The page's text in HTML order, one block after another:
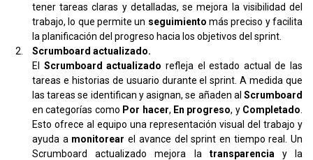
tener tareas claras y detalladas, se mejora la visibilidad del
trabajo, lo que permite un seguimiento más preciso y facilita
la planificación del progreso hacia los objetivos del sprint.
Scrumboard actualizado.
El Scrumboard actualizado refleja el estado actual de las
tareas e historias de usuario durante el sprint. A medida que
las tareas se identifican y asignan, se añaden al Scrumboard
en categorías como Por hacer, En progreso, y Completado
Esto ofrece al equipo una representación visual del trabajo y
ayuda a monitorear el avance del sprint en tiempo real. Un
Scrumboard actualizado mejora la transparencia y la